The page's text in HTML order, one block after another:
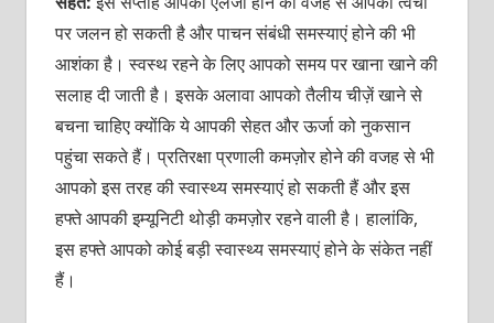
पर जलन हो सकती है और पाचन संबंधी समस्‍याएं होने की भी
आशंका है। स्‍वस्‍थ रहने के लिए आपको समय पर खाना खाने की
सलाह दी जाती है। इसके अलावा आपको तैलीय चीज़ें खाने से
बचना चाहिए क्‍योंकि ये आपकी सेहत और ऊर्जा को नुकसान
पहुंचा सकते हैं। प्रतिरक्षा प्रणाली कमज़ोर होने की वजह से भी
आपको इस तरह की स्‍वास्‍थ्‍य समस्‍याएं हो सकती हैं और इस
हफ्ते आपकी इम्‍यूनिटी थोड़ी कमज़ोर रहने वाली है। हालांकि,
इस हफ्ते आपको कोई बड़ी स्‍वास्‍थ्‍य समस्‍याएं होने के संकेत नहीं
हैं।